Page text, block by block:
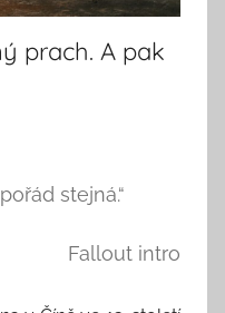
prach. A pak
stejná.“
Fallout intro